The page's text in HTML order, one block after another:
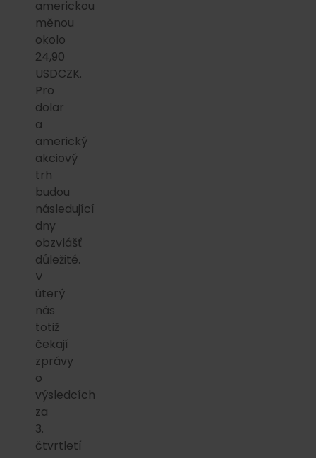
americkou
měnou
okolo
24,90
USDCZK.
Pro
dolar
a
americký
akciový
trh
budou
následující
dny
obzvlášť
důležité.
V
úterý
nás
totiž
čekají
zprávy
o
výsledcích
za
3.
čtvrtletí